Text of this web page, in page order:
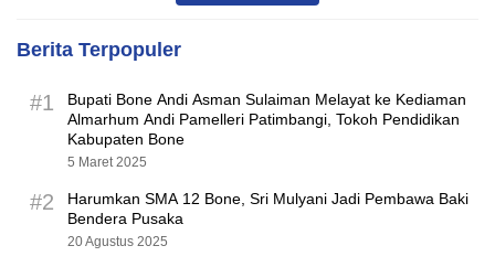
Berita Terpopuler
#1
Bupati Bone Andi Asman Sulaiman Melayat ke Kediaman
Almarhum Andi Pamelleri Patimbangi, Tokoh Pendidikan
Kabupaten Bone
5 Maret 2025
#2
Harumkan SMA 12 Bone, Sri Mulyani Jadi Pembawa Baki
Bendera Pusaka
20 Agustus 2025